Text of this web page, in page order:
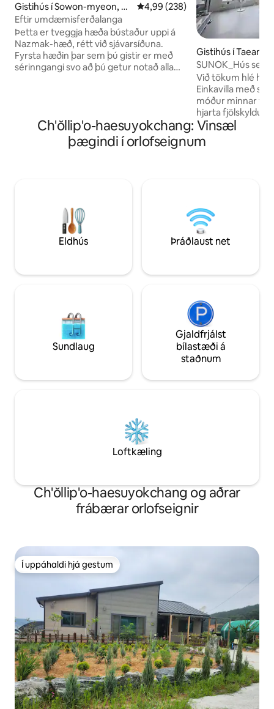
Gistihús í Sowon-myeon, Ta
ean-gun
4,99 af 5 í meðaleinkunn, 238
4,99 (238)
Eftir umdæmisferðalanga
Þetta er tveggja hæða bústaður uppi á
Nazmak-hæð, rétt við sjávarsíðuna.
Fyrsta hæðin þar sem þú gistir er með
sérinngangi svo að þú getur notað alla
sólarupprásina innan úr húsinu á
morgnana, það er trjágróður í
nágrenninu og hellirinn við sjóinn Padori
sem vilja heilunarferð í náttúrunni. Því
miður, en ef þú ert að skipuleggja
spennandi samkomuferð mæli ég
virðingarfyllst með gistingu í öðrum
ef þú vilt verja tíma með hundinum
sem sjá þessa grein eru með bjart bros,
halda heilsu og eiga ánægjulega og
dýrmæta stund! Takk fyrir!
Gistihús í Taean-
SUNOK_Hús
í Seohae.
Við tökum hlé
Einkavilla með
móður minnar til
hjarta fjölskyldu
eign sem
byggði. Nafnið
nafni móður
Garorimman
furuskóg •
Næturlíf fullt af
fullur af skógarfuglum •
rigni • Afslöngun á opnu þakinu
sjávarútsýni • Þrjú svefnherbergi og tvö
baðherbergi • Fullbúið eldhús og
borðbúnaður,
grillsvæði fyrir
Þráðlaust net,
-4 bílar geta lagt
Ch'ŏllip'o-haesuyokchang: Vinsæl
þægindi í orlofseignum
Eldhús Þráðlaust net
Sundlaug
Gjaldfrjálst
bílastæði á
staðnum
Loftkæling
Ch'ŏllip'o-haesuyokchang og aðrar
frábærar orlofseignir
Í uppáhaldi hjá gestum
Í uppáhaldi hjá gestum